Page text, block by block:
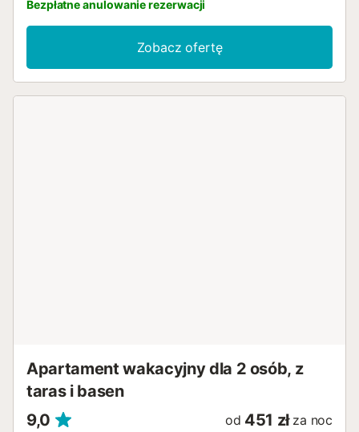
Bezpłatne anulowanie rezerwacji
Zobacz ofertę
Apartament wakacyjny dla 2 osób, z
taras i basen
9,0
od 451 zł za noc